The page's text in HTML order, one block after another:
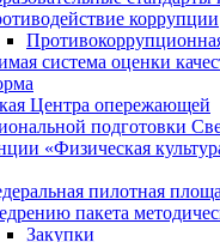
коррупции
система оценки
Центра опережающей
подготовки
«Физическая
пилотная
пакета
Закупки